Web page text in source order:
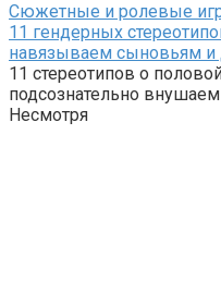
Сюжетные и ролевые
11 гендерных
навязываем сыновьям и
11 стереотипов о
подсознательно
Несмотря